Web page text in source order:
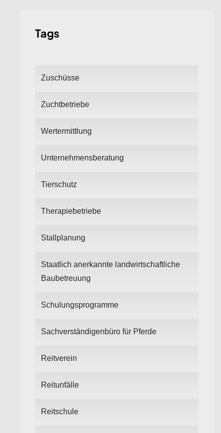
Tags
Zuschüsse
Zuchtbetriebe
Wertermittlung
Unternehmensberatung
Tierschutz
Therapiebetriebe
Stallplanung
Staatlich anerkannte landwirtschaftliche
Baubetreuung
Schulungsprogramme
Sachverständigenbüro für Pferde
Reitverein
Reitunfälle
Reitschule